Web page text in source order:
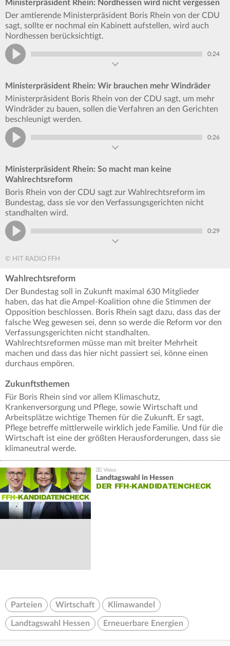
Ministerpräsident Rhein: Nordhessen wird nicht vergessen
Der amtierende Ministerpräsident Boris Rhein von der CDU
sagt, sollte er nochmal ein Kabinett aufstellen, wird auch
Nordhessen berücksichtigt.
0:24
Ministerpräsident Rhein: Wir brauchen mehr Windräder
Ministerpräsident Boris Rhein von der CDU sagt, um mehr
Windräder zu bauen, sollen die Verfahren an den Gerichten
beschleunigt werden.
0:26
Ministerpräsident Rhein: So macht man keine
Wahlrechtsreform
Boris Rhein von der CDU sagt zur Wahlrechtsreform im
Bundestag, dass sie vor den Verfassungsgerichten nicht
standhalten wird.
0:29
© HIT RADIO FFH
Wahlrechtsreform
Der Bundestag soll in Zukunft maximal 630 Mitglieder
haben, das hat die Ampel-Koalition ohne die Stimmen der
Opposition beschlossen. Boris Rhein sagt dazu, dass das der
falsche Weg gewesen sei, denn so werde die Reform vor den
Verfassungsgerichten nicht standhalten.
Wahlrechtsreformen müsse man mit breiter Mehrheit
machen und dass das hier nicht passiert sei, könne einen
durchaus empören.
Zukunftsthemen
Für Boris Rhein sind vor allem Klimaschutz,
Krankenversorgung und Pflege, sowie Wirtschaft und
Arbeitsplätze wichtige Themen für die Zukunft. Er sagt,
Pflege betreffe mittlerweile wirklich jede Familie. Und für die
Wirtschaft ist eine der größten Herausforderungen, dass sie
klimaneutral werde.
Landtagswahl in Hessen
DER FFH-KANDIDATENCHECK
Parteien Wirtschaft Klimawandel
Landtagswahl Hessen Erneuerbare Energien